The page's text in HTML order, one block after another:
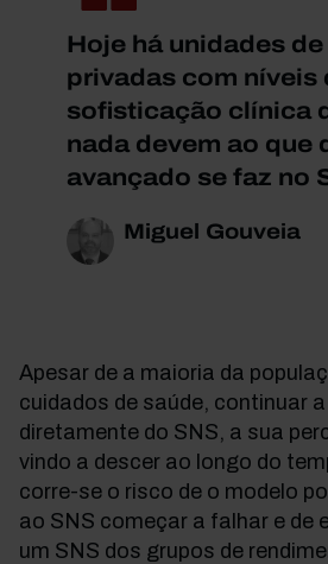
Hoje há unidades
privadas com níveis
sofisticação clínica
nada devem ao que
avançado se faz no
Miguel Gouveia
Apesar de a maioria da
cuidados de saúde, continuar
diretamente do SNS, a sua
vindo a descer ao longo do
corre-se o risco de o modelo
ao SNS começar a falhar e de
um SNS dos grupos de